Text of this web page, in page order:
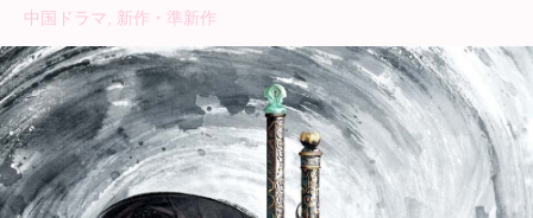
中国ドラマ 新作・準新作